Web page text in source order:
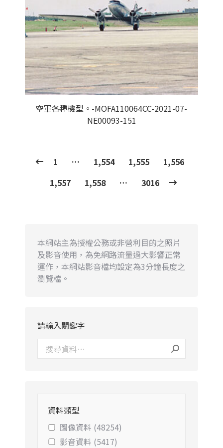
空軍各種機型。-MOFA110064CC-2021-07-
NE00093-151
1 … 1,554 1,555
1,556
1,557
1,558 … 3016
本網站主為授權公務或非營利目的之照片
及影音使用，為免網路流量過大影響正常
運作，本網站影音檔均設定為3分鐘長度之
瀏覽檔。
請輸入關鍵字
資料類型
圖像資料 (48254)
影音資料 (5417)